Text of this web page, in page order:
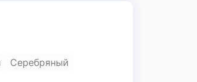
Серебряный